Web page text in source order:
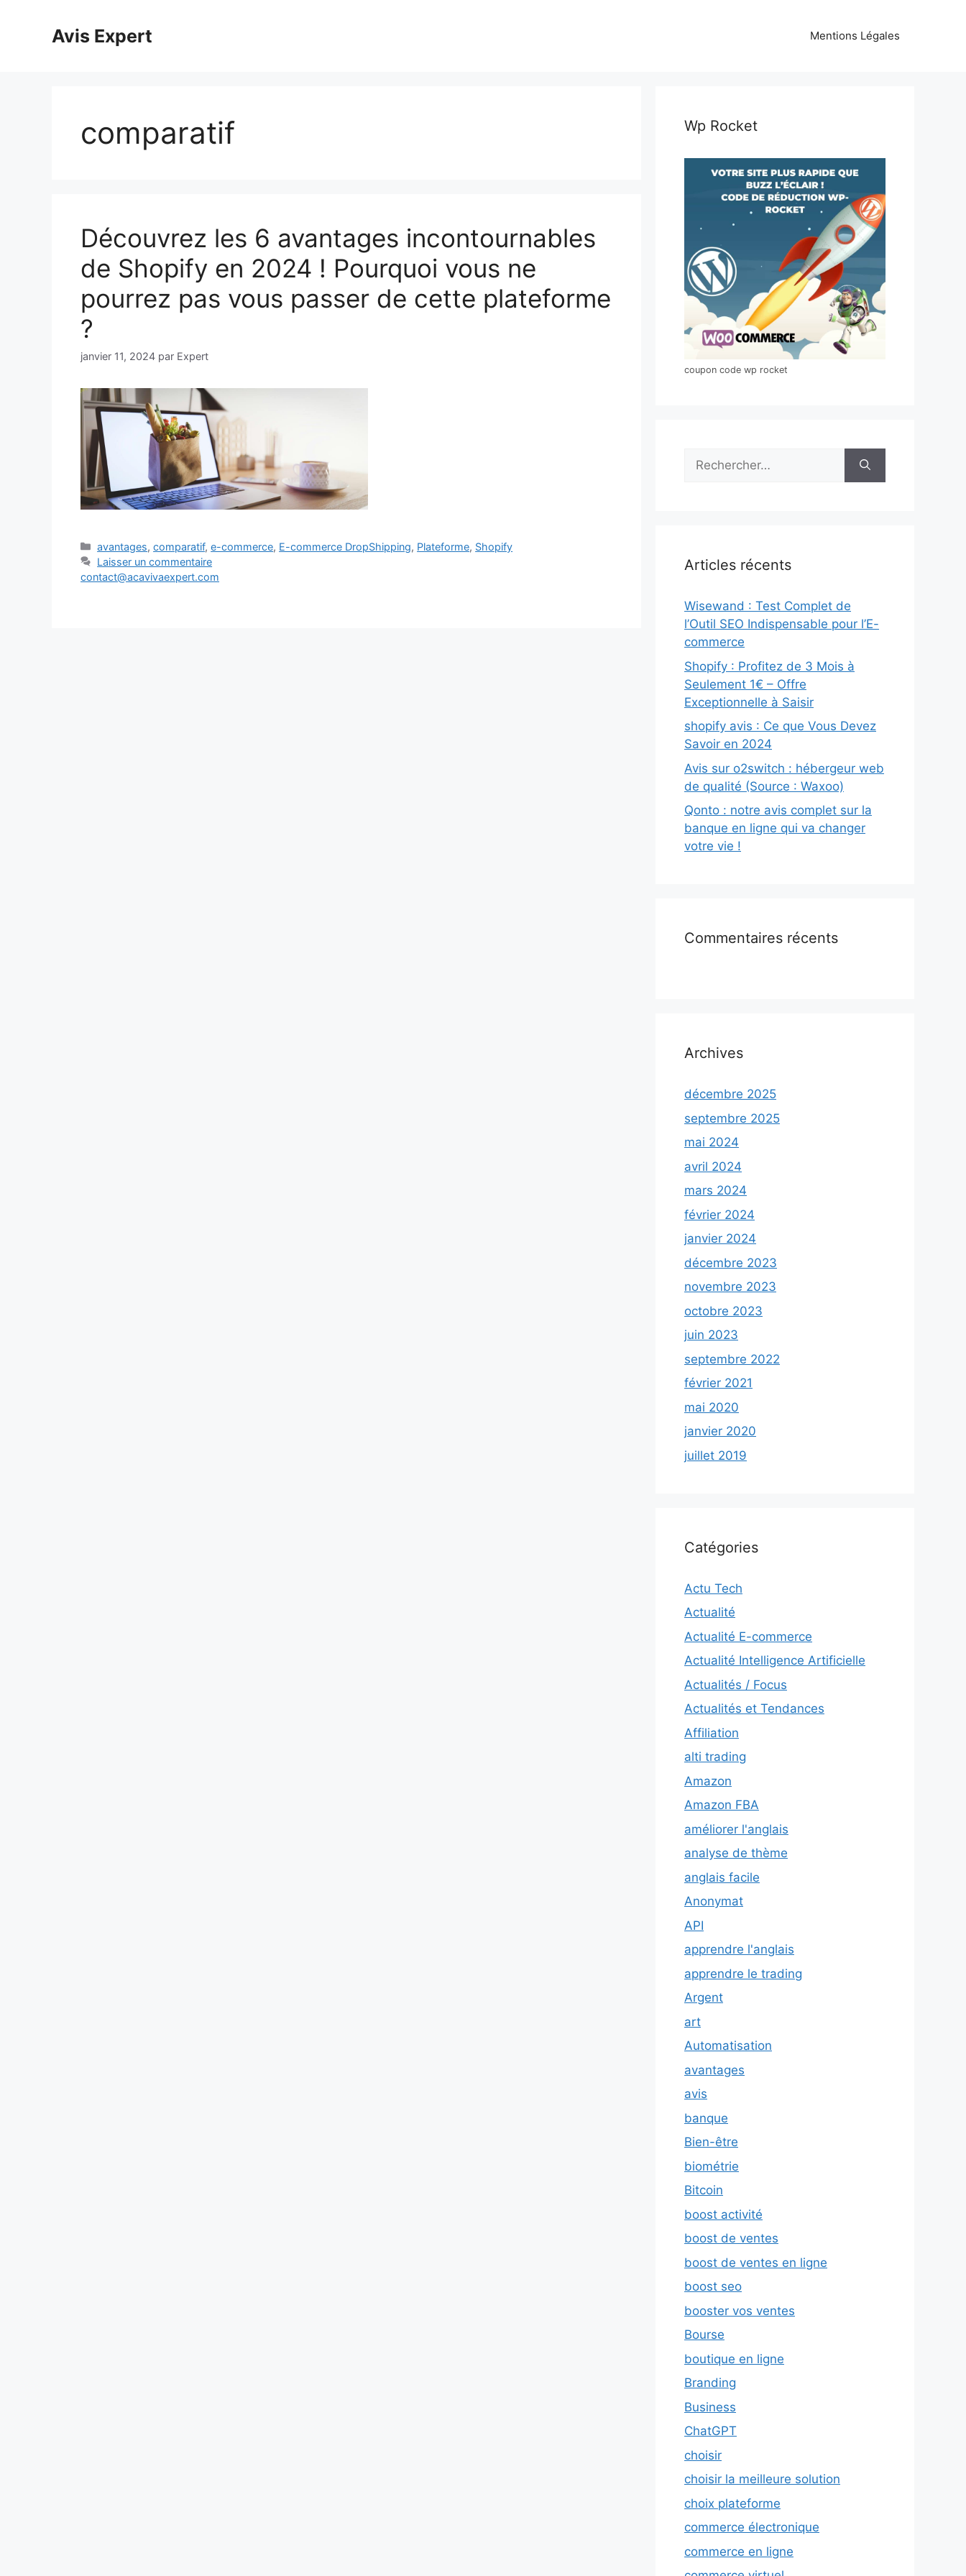
Avis Expert Mentions Légales
comparatif
Découvrez les 6 avantages incontournables
de Shopify en 2024 ! Pourquoi vous ne
pourrez pas vous passer de cette plateforme
?
janvier 11, 2024 par Expert
Catégories
avantages,comparatif,e-commerce, E-commerce DropShipping, Plateforme, Shopify
Laisser un commentaire
contact@acavivaexpert.com
Wp Rocket
coupon code wp rocket
Rechercher :
Articles récents
Wisewand : Test Complet de
l’Outil SEO Indispensable pour l’E-
commerce
Shopify : Profitez de 3 Mois à
Seulement 1€ – Offre
Exceptionnelle à Saisir
shopify avis : Ce que Vous Devez
Savoir en 2024
Avis sur o2switch : hébergeur web
de qualité (Source : Waxoo)
Qonto : notre avis complet sur la
banque en ligne qui va changer
votre vie !
Commentaires récents
Archives
décembre 2025
septembre 2025
mai 2024
avril 2024
mars 2024
février 2024
janvier 2024
décembre 2023
novembre 2023
octobre 2023
juin 2023
septembre 2022
février 2021
mai 2020
janvier 2020
juillet 2019
Catégories
Actu Tech
Actualité
Actualité E-commerce
Actualité Intelligence Artificielle
Actualités / Focus
Actualités et Tendances
Affiliation
alti trading
Amazon
Amazon FBA
améliorer l'anglais
analyse de thème
anglais facile
Anonymat
API
apprendre l'anglais
apprendre le trading
Argent
art
Automatisation
avantages
avis
banque
Bien-être
biométrie
Bitcoin
boost activité
boost de ventes
boost de ventes en ligne
boost seo
booster vos ventes
Bourse
boutique en ligne
Branding
Business
ChatGPT
choisir
choisir la meilleure solution
choix plateforme
commerce électronique
commerce en ligne